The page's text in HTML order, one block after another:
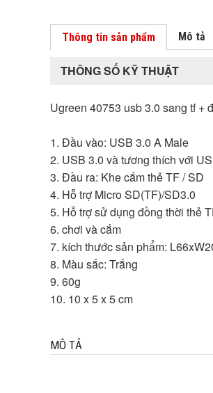
Thông tin sản phẩm Mô tả
THÔNG SỐ KỸ THUẬT
Ugreen 40753 usb 3.0 sang tf +
1. Đầu vào: USB 3.0 A Male
2. USB 3.0 và tương thích với
3. Đầu ra: Khe cắm thẻ TF / SD
4. Hỗ trợ Micro SD(TF)/SD3.0
5. Hỗ trợ sử dụng đồng thời thẻ
6. chơi và cắm
7. kích thước sản phẩm:
8. Màu sắc: Trắng
9. 60g
10. 10 x 5 x 5 cm
MÔ TẢ